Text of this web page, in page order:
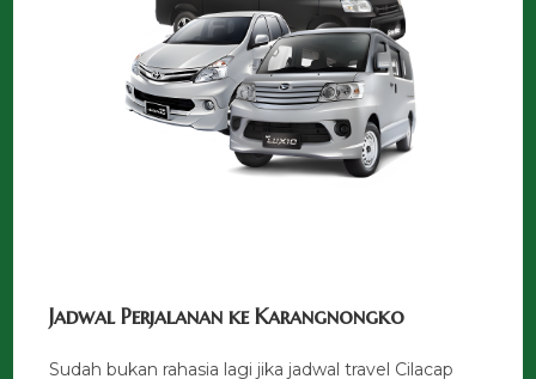
Jadwal Perjalanan ke Karangnongko
Sudah bukan rahasia lagi jika jadwal travel Cilacap